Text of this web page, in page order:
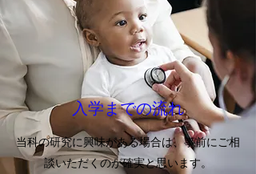
入学までの流れ
当科の研究に興味がある場合は、事前にご相
談いただくのが確実と思います。